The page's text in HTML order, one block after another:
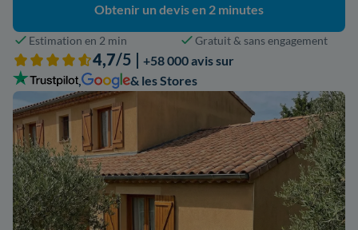
Obtenir un devis en 2 minutes
Estimation en 2 min Gratuit & sans engagement
4,7/5 | +58 000 avis sur
,
& les Stores